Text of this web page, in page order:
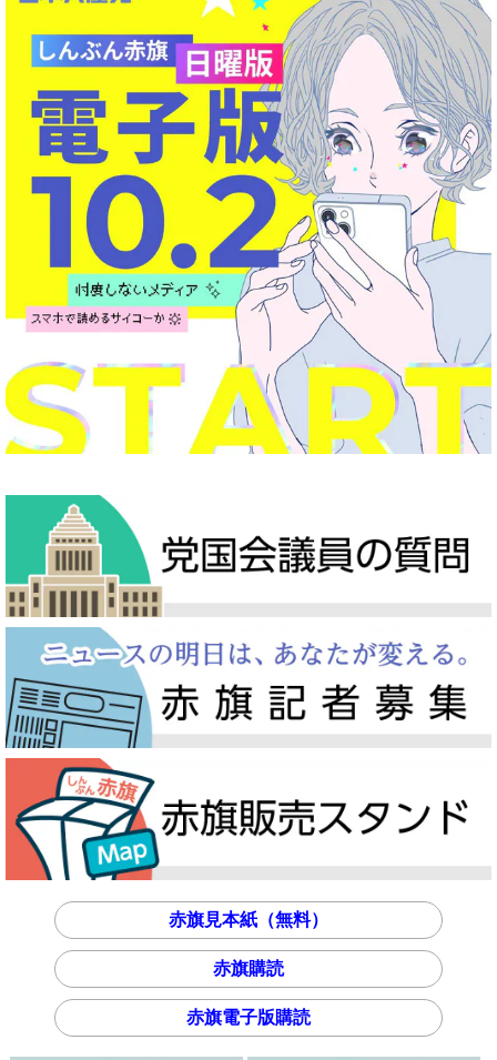
赤旗見本紙（無料）
赤旗購読
赤旗電子版購読